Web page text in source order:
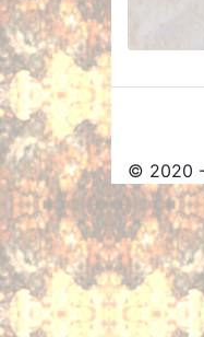
© 2020 -